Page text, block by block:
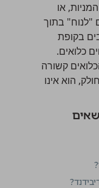
או
בתוך
בקופת
כלואים.
קשורה
הוא אינו